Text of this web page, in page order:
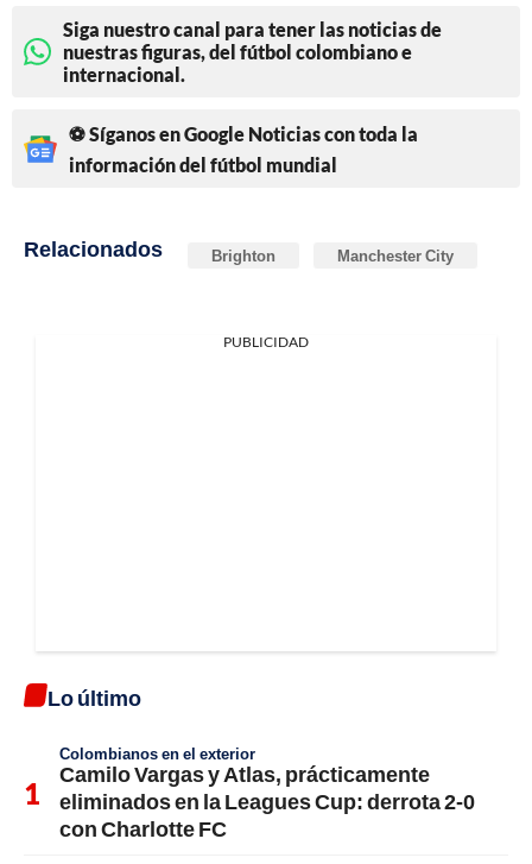
Siga nuestro canal para tener las noticias de
nuestras figuras, del fútbol colombiano e
internacional.
⚽ Síganos en Google Noticias con toda la
información del fútbol mundial
Relacionados Brighton Manchester City
PUBLICIDAD
Lo último
Colombianos en el exterior
Camilo Vargas y Atlas, prácticamente
eliminados en la Leagues Cup: derrota 2-0
con Charlotte FC